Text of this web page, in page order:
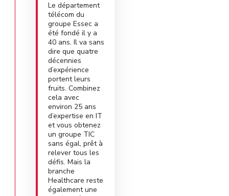
Le département
télécom du
groupe Essec a
été fondé il y a
40 ans. Il va sans
dire que quatre
décennies
d’expérience
portent leurs
fruits. Combinez
cela avec
environ 25 ans
d’expertise en IT
et vous obtenez
un groupe TIC
sans égal, prêt à
relever tous les
défis. Mais la
branche
Healthcare reste
également une